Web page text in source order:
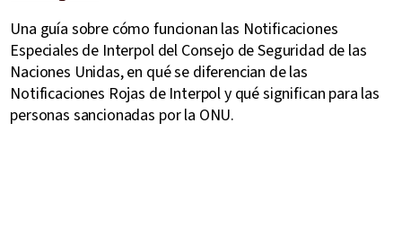
Una guía sobre cómo funcionan las Notificaciones
Especiales de Interpol del Consejo de Seguridad de las
Naciones Unidas, en qué se diferencian de las
Notificaciones Rojas de Interpol y qué significan para las
personas sancionadas por la ONU.